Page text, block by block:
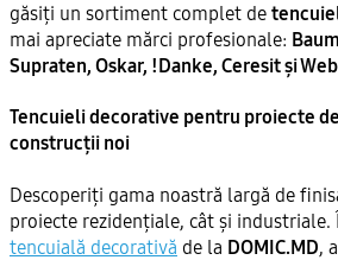
găsiți un sortiment complet de
mai apreciate mărci profesionale:
Supraten, Oskar, !Danke, Ceresit și
Tencuieli decorative pentru proiecte
construcții noi
Descoperiți gama noastră largă de
proiecte rezidențiale, cât și
tencuială decorativă de la DOMIC.MD,